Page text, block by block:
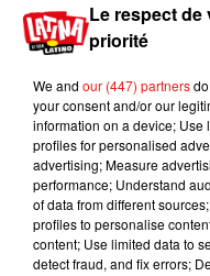
Karol G dévoile la
Le respect de
priorité
We and our (447) partners
your consent and/or our
information on a device; Use
profiles for personalised
advertising; Measure
performance; Understand
of data from different
profiles to personalise
content; Use limited data to
detect fraud, and fix errors;